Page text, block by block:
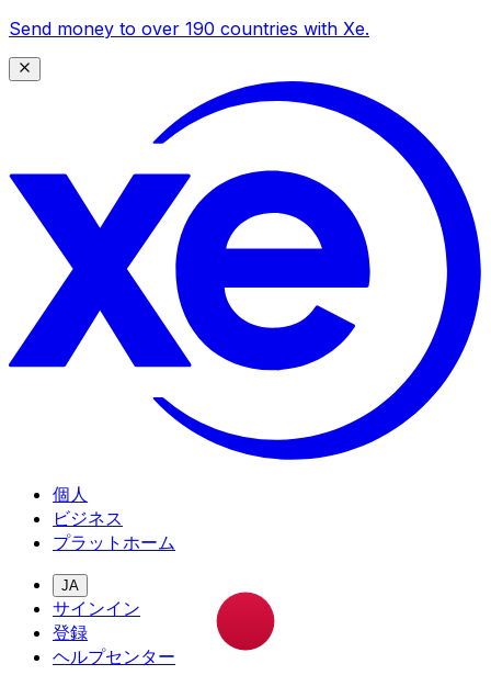
Send money to over 190 countries with Xe.
個人
ビジネス
プラットホーム
JA
サインイン
登録
ヘルプセンター